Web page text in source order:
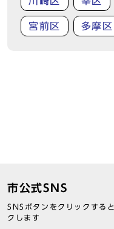
宮前区 多摩区
市公式SNS
SNSボタンをクリックする
クします